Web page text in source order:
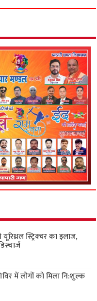
स्ट्रिक्चर का इलाज,
में लोगों को मिला नि:शुल्क